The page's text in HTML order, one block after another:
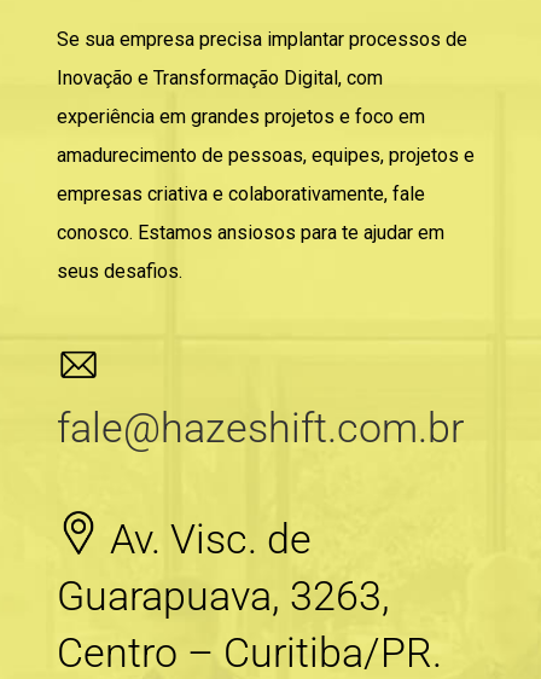
Se sua empresa precisa implantar processos de
Inovação e Transformação Digital, com
experiência em grandes projetos e foco em
amadurecimento de pessoas, equipes, projetos e
empresas criativa e colaborativamente, fale
conosco. Estamos ansiosos para te ajudar em
seus desafios.
fale@hazeshift.com.br
Av. Visc. de
Guarapuava, 3263,
Centro – Curitiba/PR.